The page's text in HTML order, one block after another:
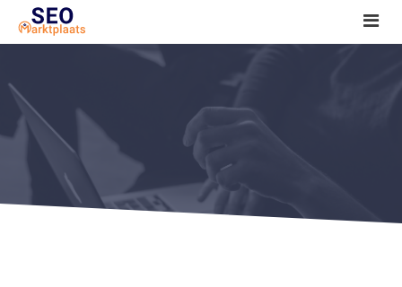
SEO tools reviews
Marketeer bij jou in de buurt?
Offerte
1. Seo voor beginners +
2. Onderzoeken +